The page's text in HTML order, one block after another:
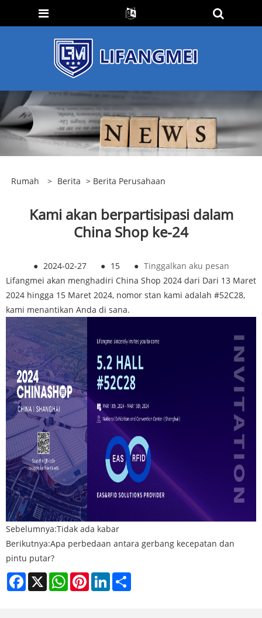
Rumah > Berita > Berita Perusahaan
Kami akan berpartisipasi dalam
China Shop ke-24
● 2024-02-27 ● 15 ● Tinggalkan aku pesan
Lifangmei akan menghadiri China Shop 2024 dari Dari 13 Maret
2024 hingga 15 Maret 2024, nomor stan kami adalah #52C28,
kami menantikan Anda di sana.
Sebelumnya:Tidak ada kabar
Berikutnya:Apa perbedaan antara gerbang kecepatan dan
pintu putar?
Facebook
X WhatsAppPinterestLinkedIn